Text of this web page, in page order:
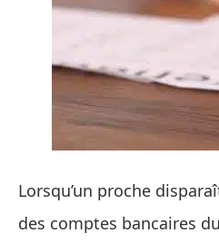
Lorsqu’un proche
des comptes bancaires